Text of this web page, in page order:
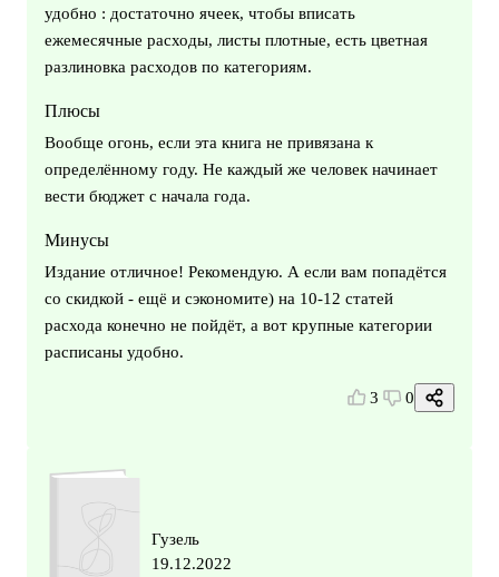
удобно : достаточно ячеек, чтобы вписать
ежемесячные расходы, листы плотные, есть цветная
разлиновка расходов по категориям.
Плюсы
Вообще огонь, если эта книга не привязана к
определённому году. Не каждый же человек начинает
вести бюджет с начала года.
Минусы
Издание отличное! Рекомендую. А если вам попадётся
со скидкой - ещё и сэкономите) на 10-12 статей
расхода конечно не пойдёт, а вот крупные категории
расписаны удобно.
3 0
Гузель
19.12.2022